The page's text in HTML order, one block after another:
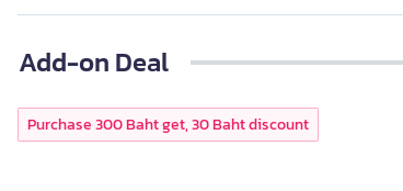
Add-on Deal
Purchase 300 Baht get, 30 Baht discount